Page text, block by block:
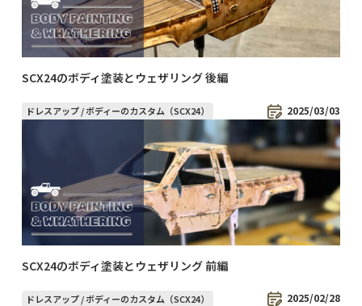
SCX24のボディ塗装とウェザリング 後編
ドレスアップ / ボディーのカスタム（SCX24） 2025/03/03
SCX24のボディ塗装とウェザリング 前編
ドレスアップ / ボディーのカスタム（SCX24） 2025/02/28